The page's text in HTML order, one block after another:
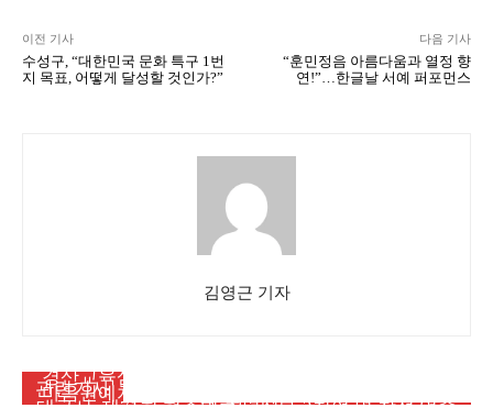
이전 기사
수성구, “대한민국 문화 특구 1번
지 목표, 어떻게 달성할 것인가?”
다음 기사
“훈민정음 아름다움과 열정 향
연!”…한글날 서예 퍼포먼스
김영근 기자
관련기사
경산교육삼락회, 간송미술관서 ‘추사의 그림 수업’
특별전 관람
마음원예치유연구소 김연화 대표, 대한치유산업학
대구시, 제71회 현충일 추념식… 2천여 명 참석 엄숙